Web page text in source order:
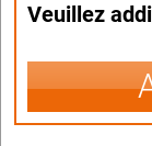
Veuillez